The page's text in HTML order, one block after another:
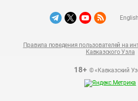
18+© «Кавказский
Правила поведения пользователей на
Кавказского Узла